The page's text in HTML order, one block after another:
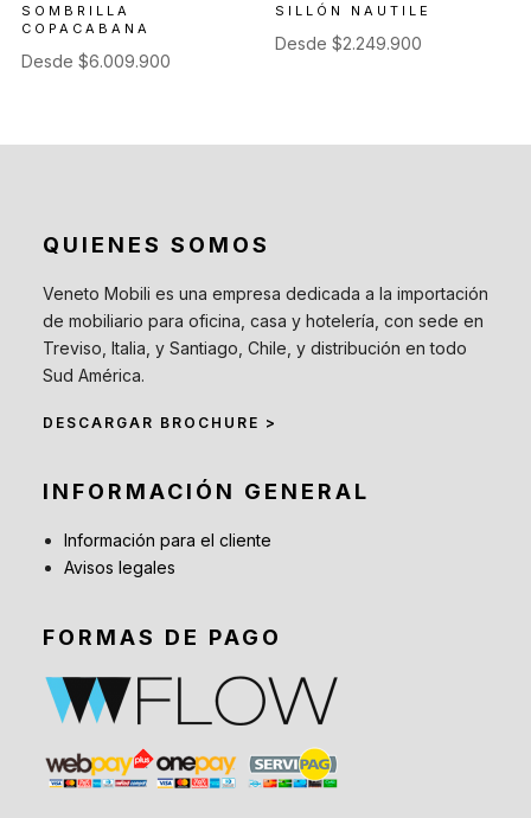
SOMBRILLA
COPACABANA
Desde $6.009.900
SILLÓN NAUTILE
Desde$2.249.900
QUIENES SOMOS
Veneto Mobili es una empresa dedicada a la importación
de mobiliario para oficina, casa y hotelería, con sede en
Treviso, Italia, y Santiago, Chile, y distribución en todo
Sud América.
DESCARGAR BROCHURE >
INFORMACIÓN GENERAL
Información para el cliente
Avisos legales
FORMAS DE PAGO